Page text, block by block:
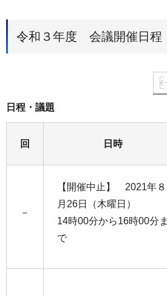
令和３年度 会議開催日程
日程・議題
回 日時
－
【開催中止】 2021年８
月26日（木曜日）
14時00分から16時00分ま
で